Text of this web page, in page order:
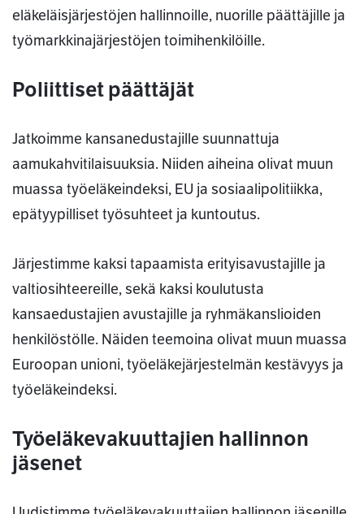
eläkeläisjärjestöjen hallinnoille, nuorille päättäjille ja
työmarkkinajärjestöjen toimihenkilöille.
Poliittiset päättäjät
Jatkoimme kansanedustajille suunnattuja
aamukahvitilaisuuksia. Niiden aiheina olivat muun
muassa työeläkeindeksi, EU ja sosiaalipolitiikka,
epätyypilliset työsuhteet ja kuntoutus.
Järjestimme kaksi tapaamista erityisavustajille ja
valtiosihteereille, sekä kaksi koulutusta
kansaedustajien avustajille ja ryhmäkanslioiden
henkilöstölle. Näiden teemoina olivat muun muassa
Euroopan unioni, työeläkejärjestelmän kestävyys ja
työeläkeindeksi.
Työeläkevakuuttajien hallinnon
jäsenet